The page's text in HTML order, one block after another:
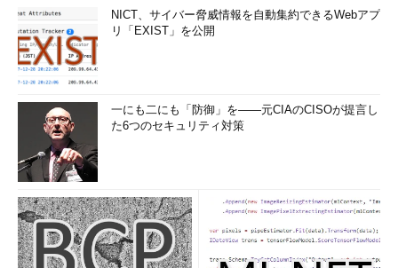
NICT、サイバー脅威情報を自動集約できるWebアプ
リ「EXIST」を公開
一にも二にも「防御」を――元CIAのCISOが提言し
た6つのセキュリティ対策